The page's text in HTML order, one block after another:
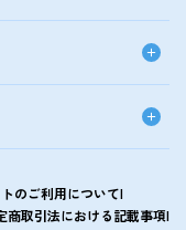
のご利用について
商取引法における記載事項